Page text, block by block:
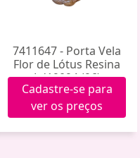
7411647 - Porta Vela
Flor de Lótus Resina
Ld19094 (96)
Cadastre-se para
ver os preços